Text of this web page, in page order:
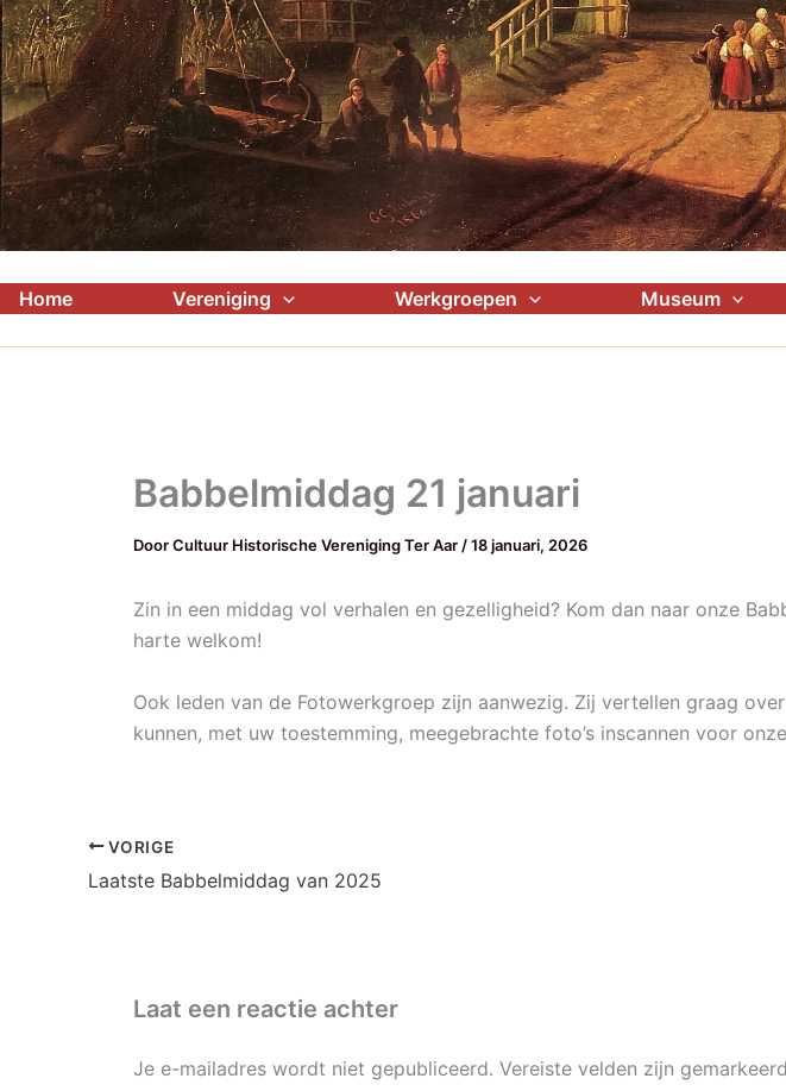
Home Vereniging Werkgroepen Museum
Babbelmiddag 21 januari
DoorCultuur Historische Vereniging Ter Aar /18 januari, 2026
Zin in een middag vol verhalen en gezelligheid? Kom dan naar onze
harte welkom!
Ook leden van de Fotowerkgroep zijn aanwezig. Zij vertellen graag over
kunnen, met uw toestemming, meegebrachte foto’s inscannen voor
VORIGE
Laatste Babbelmiddag van 2025
Laat een reactie achter
Je e-mailadres wordt niet gepubliceerd. Vereiste velden zijn